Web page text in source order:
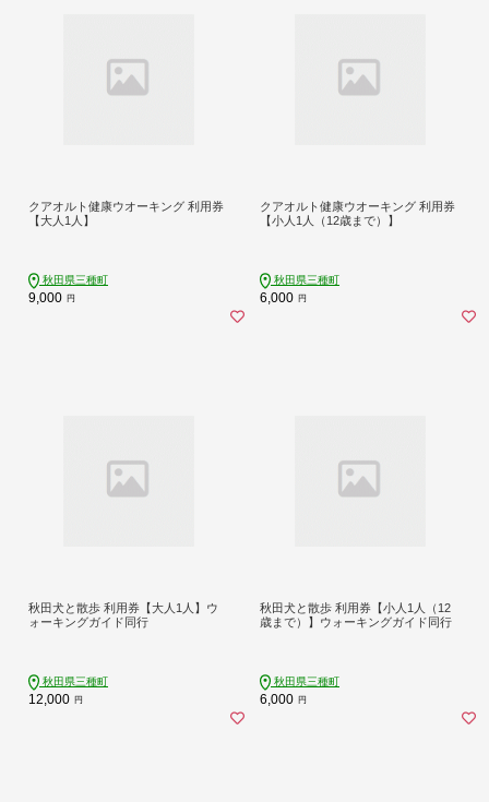
クアオルト健康ウオーキング 利用券
【大人1人】
秋田県三種町
9,000 円
クアオルト健康ウオーキング 利用券
【小人1人（12歳まで）】
秋田県三種町
6,000 円
秋田犬と散歩 利用券【大人1人】ウ
ォーキングガイド同行
秋田県三種町
12,000 円
秋田犬と散歩 利用券【小人1人（12
歳まで）】ウォーキングガイド同行
秋田県三種町
6,000 円